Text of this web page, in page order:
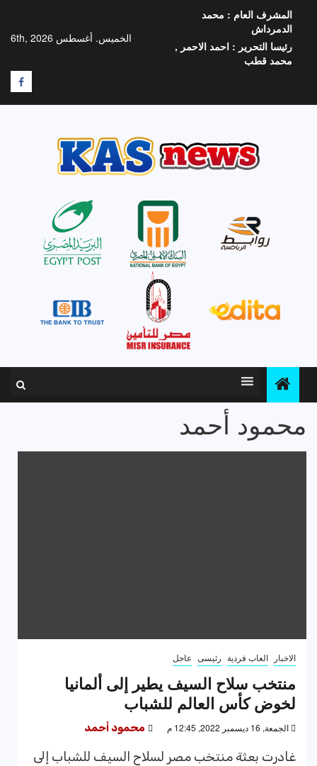
المحتوى
الخميس. أغسطس 6th, 2026
المشرف العام : محمد
الدمرداش
رئيسا التحرير : احمد الاحمر ,
محمد قطب
F
محمود أحمد
الاخبار العاب فردية رئيسى عاجل
منتخب سلاح السيف يطير إلى ألمانيا
لخوض كأس العالم للشباب
الجمعة, 16 ديسمبر 2022, 12:45 م محمود أحمد
غادرت بعثة منتخب مصر لسلاح السيف للشباب إلى